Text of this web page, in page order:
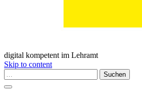
digital kompetent im Lehramt
Skip to content
Suchen